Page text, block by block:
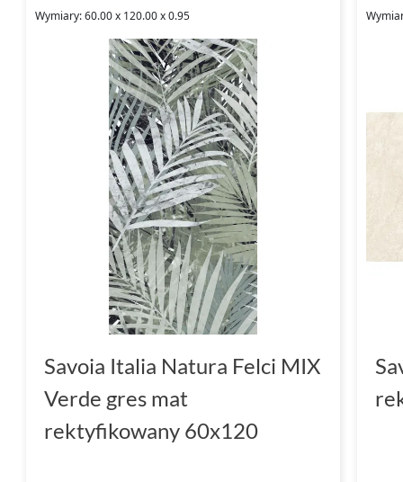
Wymiary: 60.00 x 120.00 x 0.95
Savoia Italia Natura Felci MIX
Verde gres mat
rektyfikowany 60x120